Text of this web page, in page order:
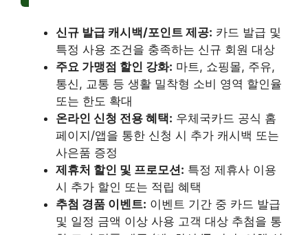
신규 발급 캐시백/포인트 제공: 카드 발급 및
특정 사용 조건을 충족하는 신규 회원 대상
주요 가맹점 할인 강화: 마트, 쇼핑몰, 주유,
통신, 교통 등 생활 밀착형 소비 영역 할인율
또는 한도 확대
온라인 신청 전용 혜택: 우체국카드 공식 홈
페이지/앱을 통한 신청 시 추가 캐시백 또는
사은품 증정
제휴처 할인 및 프로모션: 특정 제휴사 이용
시 추가 할인 또는 적립 혜택
추첨 경품 이벤트: 이벤트 기간 중 카드 발급
및 일정 금액 이상 사용 고객 대상 추첨을 통